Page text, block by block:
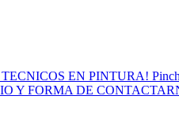
EN PINTURA!
Y FORMA DE